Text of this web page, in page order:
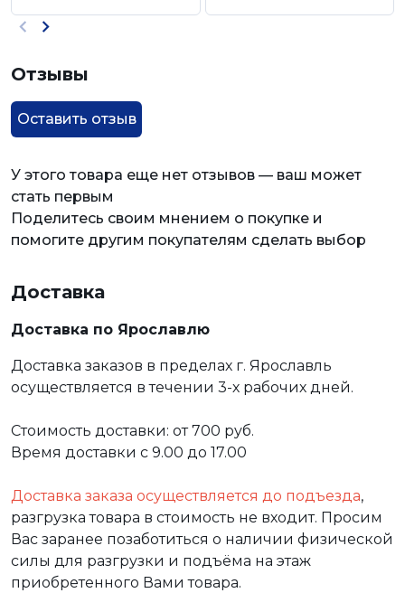
Отзывы
Оставить отзыв
У этого товара еще нет отзывов — ваш может
стать первым
Поделитесь своим мнением о покупке и
помогите другим покупателям сделать выбор
Доставка
Доставка по Ярославлю
Доставка заказов в пределах г. Ярославль
осуществляется в течении 3-х рабочих дней.
Стоимость доставки: от 700 руб.
Время доставки с 9.00 до 17.00
Доставка заказа осуществляется до подъезда,
разгрузка товара в стоимость не входит. Просим
Вас заранее позаботиться о наличии физической
силы для разгрузки и подъёма на этаж
приобретенного Вами товара.